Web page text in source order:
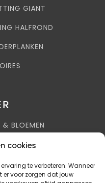
cookies
te verbeteren. Wanneer
er voor zorgen dat jouw
GIANT
HALFROND
& BLOEMEN